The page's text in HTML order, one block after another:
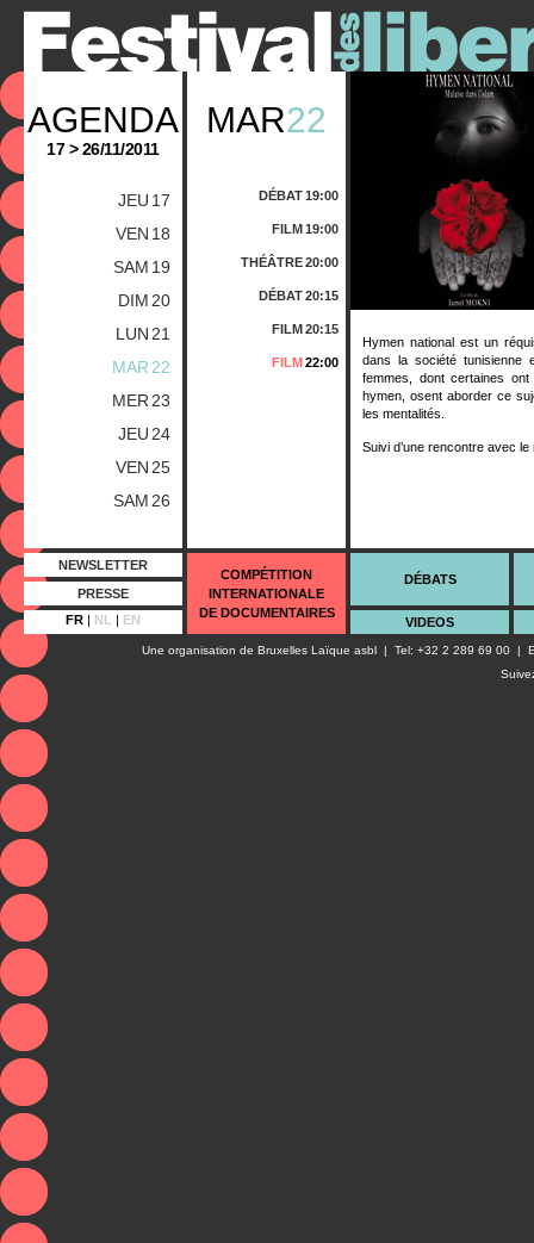
AGENDA
17 > 26/11/2011
JEU 17
VEN 18
SAM 19
DIM 20
LUN 21
MAR 22
MER 23
JEU 24
VEN 25
SAM 26
MAR22
DÉBAT19:00
FILM19:00
THÉÂTRE20:00
DÉBAT20:15
FILM20:15
FILM22:00
Hymen national est un
dans la société tunisienne
femmes, dont certaines
hymen, osent aborder ce
les mentalités.
Suivi d’une rencontre avec le
NEWSLETTER
PRESSE
FR | NL | EN
COMPÉTITION
INTERNATIONALE
DE DOCUMENTAIRES
DÉBATS
VIDEOS
Une organisation de Bruxelles Laïque asbl| Tel: +32 2 289 69 00 |